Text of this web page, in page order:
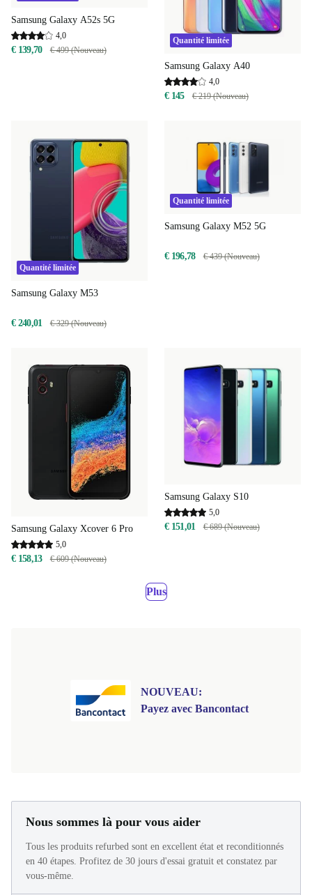
Samsung Galaxy A52s 5G
4,0
€ 139,70 € 499 (Nouveau)
Quantité limitée
Samsung Galaxy A40
4,0
€ 145 € 219 (Nouveau)
Quantité limitée
Samsung Galaxy M53
€ 240,01 € 329 (Nouveau)
Quantité limitée
Samsung Galaxy M52 5G
€ 196,78 € 439 (Nouveau)
Samsung Galaxy Xcover 6 Pro
5,0
€ 158,13 € 609 (Nouveau)
Samsung Galaxy S10
5,0
€ 151,01 € 689 (Nouveau)
Plus
NOUVEAU:
Payez avec Bancontact
Nous sommes là pour vous aider
Tous les produits refurbed sont en excellent état et reconditionnés
en 40 étapes. Profitez de 30 jours d'essai gratuit et constatez par
vous-même.